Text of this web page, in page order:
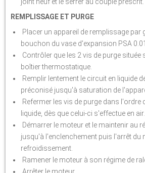
REMPLISSAGE ET PURGE
Placer un appareil de remplissage par
bouchon du vase d'expansion PSA
Contrôler que les 2 vis de purge située
boîtier thermostatique.
Remplir lentement le circuit en liquide
préconisé jusqu'à saturation de
Refermer les vis de purge dans l'ordre
liquide, dès que celui-ci s'effectue en air.
Démarrer le moteur et le maintenir au
jusqu'à l'enclenchement puis l'arrêt du
refroidissement.
Ramener le moteur à son régime de